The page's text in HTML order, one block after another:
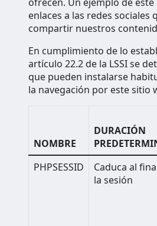
enlaces a las redes sociales
compartir nuestros
En cumplimiento de lo
artículo 22.2 de la LSSI se
que pueden instalarse
la navegación por este sitio
NOMBRE
DURACIÓN
PHPSESSID
Caduca al
la sesión